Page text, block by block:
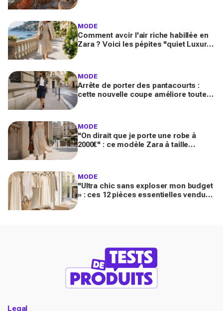
MODE
Comment avoir l'air riche habillée en
Zara ? Voici les pépites "quiet Luxury"
MODE
Arrête de porter des pantacourts :
cette nouvelle coupe améliore toutes
MODE
"On dirait que je porte une robe à
2000€" : ce modèle Zara à taille
MODE
"Ultra chic sans exploser mon budget
» : ces 12 pièces essentielles vendues
Legal